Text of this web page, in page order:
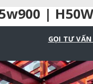
|
GỌI TƯ VẤN